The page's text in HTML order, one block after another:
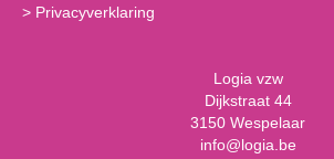
> Privacyverklaring
Logia vzw
Dijkstraat 44
3150 Wespelaar
info@logia.be